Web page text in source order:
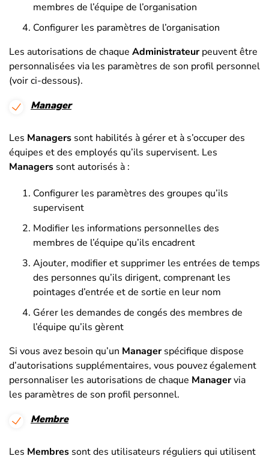
membres de l’équipe de l’organisation
Configurer les paramètres de l’organisation
Les autorisations de chaque Administrateurpeuvent être
personnalisées via les paramètres de son profil personnel
(voir ci-dessous).
Manager
Les Managers sont habilités à gérer et à s’occuper des
équipes et des employés qu’ils supervisent. Les
Managers sont autorisés à :
Configurer les paramètres des groupes qu’ils
supervisent
Modifier les informations personnelles des
membres de l’équipe qu’ils encadrent
Ajouter, modifier et supprimer les entrées de temps
des personnes qu’ils dirigent, comprenant les
pointages d’entrée et de sortie en leur nom
Gérer les demandes de congés des membres de
l’équipe qu’ils gèrent
Si vous avez besoin qu’un Managerspécifique dispose
d’autorisations supplémentaires, vous pouvez également
personnaliser les autorisations de chaque Managervia
les paramètres de son profil personnel.
Membre
Les Membres sont des utilisateurs réguliers qui utilisent